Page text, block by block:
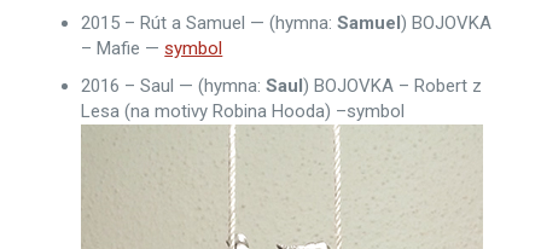
2015 – Rút a Samuel — (hymna:Samuel) BOJOVKA
– Mafie —symbol
2016 – Saul — (hymna: Saul) BOJOVKA – Robert z
Lesa (na motivy Robina Hooda) –symbol